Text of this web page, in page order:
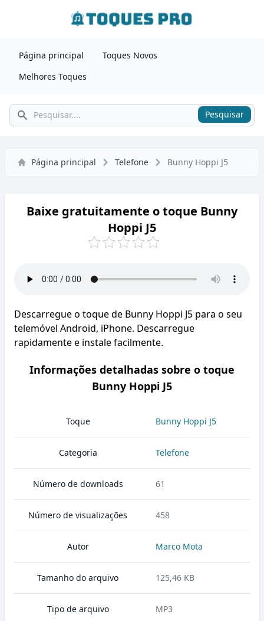
Página principal
Toques Novos
Melhores Toques
Pesquisar Pesquisar
Página principal Telefone Bunny Hoppi J5
Baixe gratuitamente o toque Bunny
Hoppi J5
Descarregue o toque de Bunny Hoppi J5 para o seu
telemóvel Android, iPhone. Descarregue
rapidamente e instale facilmente.
Informações detalhadas sobre o toque
Bunny Hoppi J5
Toque Bunny Hoppi J5
Categoria Telefone
Número de downloads 61
Número de visualizações 458
Autor Marco Mota
Tamanho do arquivo 125,46 KB
Tipo de arquivo MP3